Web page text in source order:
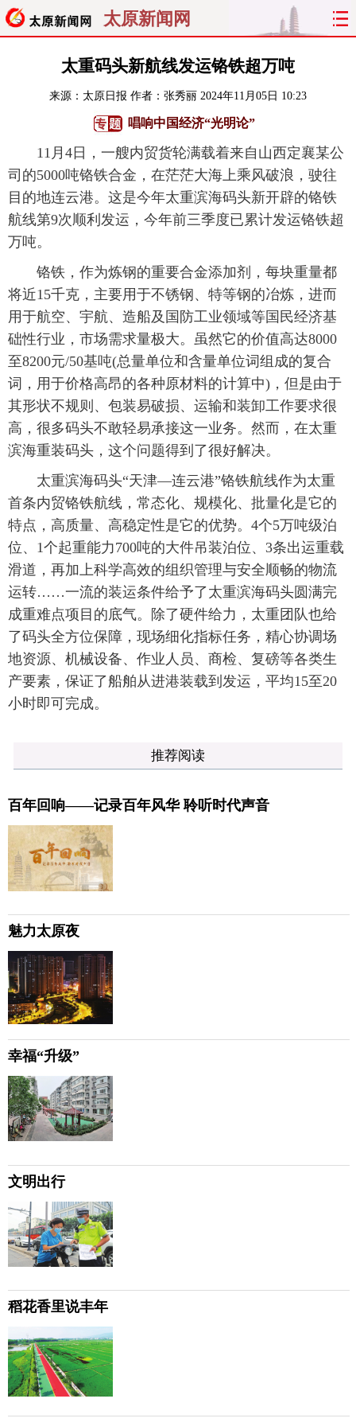
太原新闻网
聚焦 太原
经济 关注 文明 出行
旅游 理财 政务 教育
看天下 晋月读 最太原 网罗民生
太重码头新航线发运铬铁超万吨
来源： 太原日报 作者：张秀丽 2024年11月05日 10:23
唱响中国经济“光明论”
11月4日，一艘内贸货轮满载着来自山西定襄某公
司的5000吨铬铁合金，在茫茫大海上乘风破浪，驶往
目的地连云港。这是今年太重滨海码头新开辟的铬铁
航线第9次顺利发运，今年前三季度已累计发运铬铁超
万吨。
铬铁，作为炼钢的重要合金添加剂，每块重量都
将近15千克，主要用于不锈钢、特等钢的冶炼，进而
用于航空、宇航、造船及国防工业领域等国民经济基
础性行业，市场需求量极大。虽然它的价值高达8000
至8200元/50基吨(总量单位和含量单位词组成的复合
词，用于价格高昂的各种原材料的计算中)，但是由于
其形状不规则、包装易破损、运输和装卸工作要求很
高，很多码头不敢轻易承接这一业务。然而，在太重
滨海重装码头，这个问题得到了很好解决。
太重滨海码头“天津—连云港”铬铁航线作为太重
首条内贸铬铁航线，常态化、规模化、批量化是它的
特点，高质量、高稳定性是它的优势。4个5万吨级泊
位、1个起重能力700吨的大件吊装泊位、3条出运重载
滑道，再加上科学高效的组织管理与安全顺畅的物流
运转……一流的装运条件给予了太重滨海码头圆满完
成重难点项目的底气。除了硬件给力，太重团队也给
了码头全方位保障，现场细化指标任务，精心协调场
地资源、机械设备、作业人员、商检、复磅等各类生
产要素，保证了船舶从进港装载到发运，平均15至20
小时即可完成。
推荐阅读
百年回响——记录百年风华 聆听时代声音
魅力太原夜
幸福“升级”
文明出行
稻花香里说丰年